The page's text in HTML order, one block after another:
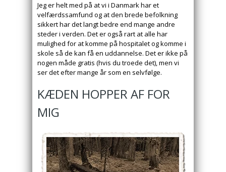
Jeg er helt med på at vi i Danmark har et
velfærdssamfund og at den brede befolkning
sikkert har det langt bedre end mange andre
steder i verden. Det er også rart at alle har
mulighed for at komme på hospitalet og komme i
skole så de kan få en uddannelse. Det er ikke på
nogen måde gratis (hvis du troede det), men vi
ser det efter mange år som en selvfølge.
KÆDEN HOPPER AF FOR
MIG